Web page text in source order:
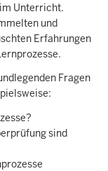
Unterricht.
und
Erfahrungen
Fragen
sind